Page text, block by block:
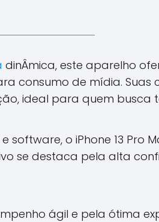
dinÂmica, este aparelho
consumo de mídia. Suas
ideal para quem busca
o iPhone 13 Pro
se destaca pela alta
ágil e pela ótima